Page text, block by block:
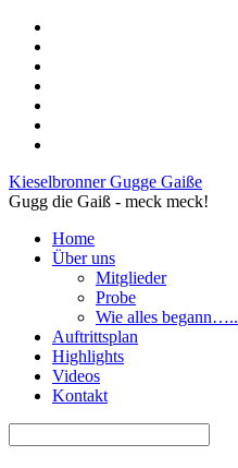
Kieselbronner Gugge Gaiße
Gugg die Gaiß - meck meck!
Home
Über uns
Mitglieder
Probe
Wie alles begann…..
Auftrittsplan
Highlights
Videos
Kontakt